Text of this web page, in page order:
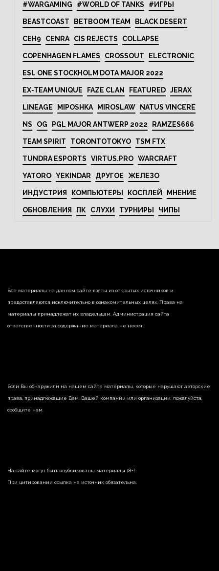
#WARGAMING #WORLD OF TANKS #ИГРЫ
BEASTCOAST BETBOOM TEAM BLACK DESERT
CEH9 CENRA CIS REJECTS COLLAPSE
COPENHAGEN FLAMES CROSSOUT ELECTRONIC
ESL ONE STOCKHOLM DOTA MAJOR 2022
EX-TEAM UNIQUE FAZE CLAN FEATURED JERAX
LINEAGE MIPOSHKA MIROSLAW NATUS VINCERE
NS OG PGL MAJOR ANTWERP 2022 RAMZES666
TEAM SPIRIT TORONTOTOKYO TSM FTX
TUNDRA ESPORTS VIRTUS.PRO WARCRAFT
YATORO YEKINDAR ДРУГОЕ ЖЕЛЕЗО
ИНДУСТРИЯ КОМПЬЮТЕРЫ КОСПЛЕЙ МНЕНИЕ
ОБНОВЛЕНИЯ ПК СЛУХИ ТУРНИРЫ ЧИПЫ
Все материалы на данном сайте взяты из открытых источников и
предоставляются исключительно в ознакомительных целях. Права на
материалы принадлежат их владельцам. Администрация сайта
ответственности за содержание материала не несет.
Если Вы обнаружили на нашем сайте материалы, которые нарушают авторские
права, принадлежащие Вам, Вашей компании или организации, пожалуйста,
сообщите нам.
На сайте могут быть опубликованы материалы 18+!
При цитировании ссылка на источник обязательна.